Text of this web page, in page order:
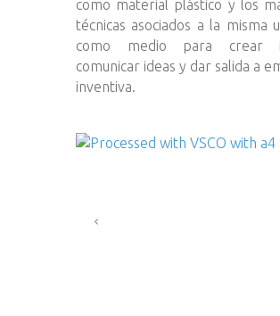
como material plástico y los
técnicas asociados a la misma
como medio para crear
comunicar ideas y dar salida a
inventiva.